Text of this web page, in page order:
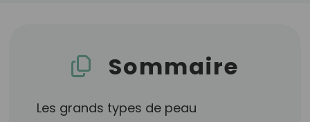
Sommaire
Les grands types de peau